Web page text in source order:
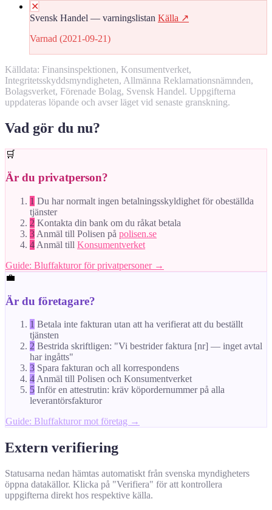
✕
Svensk Handel — varningslistan Källa ↗
Varnad (2021-09-21)
Källdata: Finansinspektionen, Konsumentverket,
Integritetsskyddsmyndigheten, Allmänna Reklamationsnämnden,
Bolagsverket, Förenade Bolag, Svensk Handel. Uppgifterna
uppdateras löpande och avser läget vid senaste granskning.
Vad gör du nu?
🛒
Är du privatperson?
1 Du har normalt ingen betalningsskyldighet för obeställda
tjänster
2 Kontakta din bank om du råkat betala
3 Anmäl till Polisen på polisen.se
4 Anmäl till Konsumentverket
Guide: Bluffakturor för privatpersoner →
💼
Är du företagare?
1 Betala inte fakturan utan att ha verifierat att du beställt
tjänsten
2 Bestrida skriftligen: "Vi bestrider faktura [nr] — inget avtal
har ingåtts"
3 Spara fakturan och all korrespondens
4 Anmäl till Polisen och Konsumentverket
5 Inför en attestrutin: kräv köpordernummer på alla
leverantörsfakturor
Guide: Bluffakturor mot företag →
Extern verifiering
Statusarna nedan hämtas automatiskt från svenska myndigheters
öppna datakällor. Klicka på "Verifiera" för att kontrollera
uppgifterna direkt hos respektive källa.